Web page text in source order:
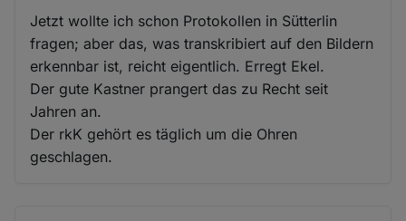
Jetzt wollte ich schon Protokollen in Sütterlin
fragen; aber das, was transkribiert auf den Bildern
erkennbar ist, reicht eigentlich. Erregt Ekel.
Der gute Kastner prangert das zu Recht seit
Jahren an.
Der rkK gehört es täglich um die Ohren
geschlagen.